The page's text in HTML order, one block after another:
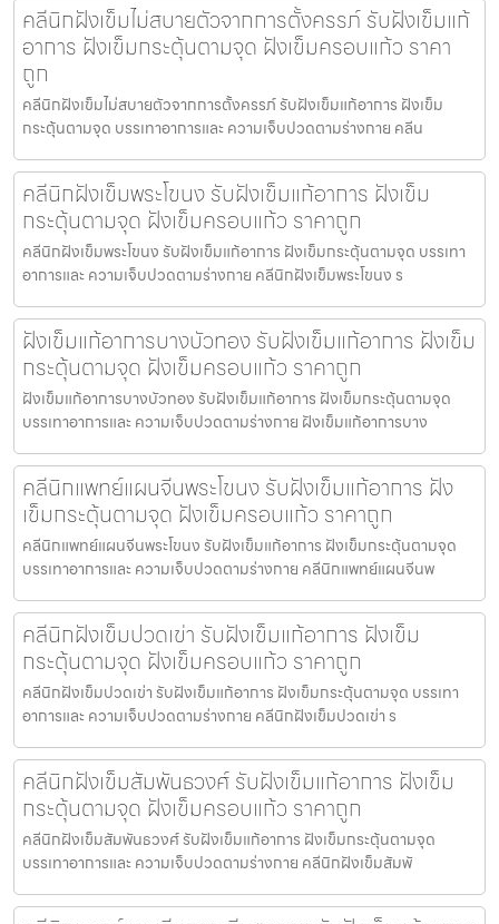
คลีนิกฝังเข็มไม่สบายตัวจากการตั้งครรภ์ รับฝังเข็มแก้
อาการ ฝังเข็มกระตุ้นตามจุด ฝังเข็มครอบแก้ว ราคา
ถูก
คลีนิกฝังเข็มไม่สบายตัวจากการตั้งครรภ์ รับฝังเข็มแก้อาการ ฝังเข็ม
กระตุ้นตามจุด บรรเทาอาการและ ความเจ็บปวดตามร่างกาย คลีน
คลีนิกฝังเข็มพระโขนง รับฝังเข็มแก้อาการ ฝังเข็ม
กระตุ้นตามจุด ฝังเข็มครอบแก้ว ราคาถูก
คลีนิกฝังเข็มพระโขนง รับฝังเข็มแก้อาการ ฝังเข็มกระตุ้นตามจุด บรรเทา
อาการและ ความเจ็บปวดตามร่างกาย คลีนิกฝังเข็มพระโขนง ร
ฝังเข็มแก้อาการบางบัวทอง รับฝังเข็มแก้อาการ ฝังเข็ม
กระตุ้นตามจุด ฝังเข็มครอบแก้ว ราคาถูก
ฝังเข็มแก้อาการบางบัวทอง รับฝังเข็มแก้อาการ ฝังเข็มกระตุ้นตามจุด
บรรเทาอาการและ ความเจ็บปวดตามร่างกาย ฝังเข็มแก้อาการบาง
คลีนิกแพทย์แผนจีนพระโขนง รับฝังเข็มแก้อาการ ฝัง
เข็มกระตุ้นตามจุด ฝังเข็มครอบแก้ว ราคาถูก
คลีนิกแพทย์แผนจีนพระโขนง รับฝังเข็มแก้อาการ ฝังเข็มกระตุ้นตามจุด
บรรเทาอาการและ ความเจ็บปวดตามร่างกาย คลีนิกแพทย์แผนจีนพ
คลีนิกฝังเข็มปวดเข่า รับฝังเข็มแก้อาการ ฝังเข็ม
กระตุ้นตามจุด ฝังเข็มครอบแก้ว ราคาถูก
คลีนิกฝังเข็มปวดเข่า รับฝังเข็มแก้อาการ ฝังเข็มกระตุ้นตามจุด บรรเทา
อาการและ ความเจ็บปวดตามร่างกาย คลีนิกฝังเข็มปวดเข่า ร
คลีนิกฝังเข็มสัมพันธวงศ์ รับฝังเข็มแก้อาการ ฝังเข็ม
กระตุ้นตามจุด ฝังเข็มครอบแก้ว ราคาถูก
คลีนิกฝังเข็มสัมพันธวงศ์ รับฝังเข็มแก้อาการ ฝังเข็มกระตุ้นตามจุด
บรรเทาอาการและ ความเจ็บปวดตามร่างกาย คลีนิกฝังเข็มสัมพั